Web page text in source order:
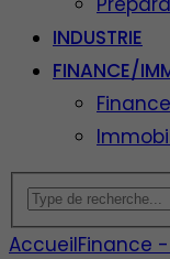
INDUSTRIE
FINANCE/
Finance
AccueilFinance